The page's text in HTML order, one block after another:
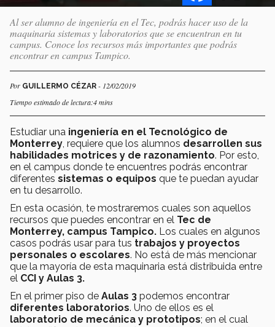
Al ser alumno de ingeniería en el Tec, podrás hacer uso de la
maquinaria sistemas y laboratorios que se encuentran en tu
campus. Conoce los recursos más importantes que podrás
encontrar en campus Tampico.
Por GUILLERMO CÉZAR - 12/02/2019
Tiempo estimado de lectura:4 mins
Estudiar una ingeniería en el Tecnológico de
Monterrey , requiere que los alumnos desarrollen sus
habilidades motrices y de razonamiento. Por esto,
en el campus donde te encuentres podrás encontrar
diferentes sistemas o equipos que te puedan ayudar
en tu desarrollo.
En esta ocasión, te mostraremos cuales son aquellos
recursos que puedes encontrar en el Tec de
Monterrey, campus Tampico. Los cuales en algunos
casos podrás usar para tus trabajos y proyectos
personales o escolares. No está de más mencionar
que la mayoría de esta maquinaria está distribuida entre
el CCI y Aulas 3.
En el primer piso de Aulas 3 podemos encontrar
diferentes laboratorios. Uno de ellos es el
laboratorio de mecánica y prototipos; en el cual